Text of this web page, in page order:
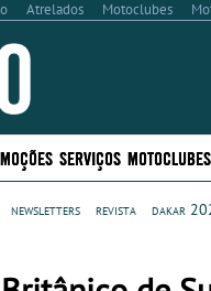
Atrelados Motoclubes
SERVIÇOS MOTOCLUBES
newsletters revista dakar